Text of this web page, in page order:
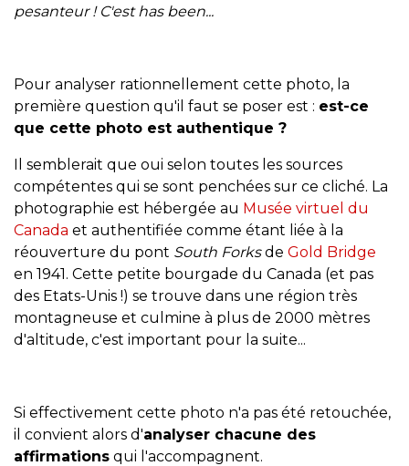
pesanteur ! C'est has been...
Pour analyser rationnellement cette photo, la
première question qu'il faut se poser est : est-ce
que cette photo est authentique ?
Il semblerait que oui selon toutes les sources
compétentes qui se sont penchées sur ce cliché. La
photographie est hébergée au Musée virtuel du
Canada et authentifiée comme étant liée à la
réouverture du pont South Forksde Gold Bridge
en 1941. Cette petite bourgade du Canada (et pas
des Etats-Unis !) se trouve dans une région très
montagneuse et culmine à plus de 2000 mètres
d'altitude, c'est important pour la suite...
Si effectivement cette photo n'a pas été retouchée,
il convient alors d'analyser chacune des
affirmations qui l'accompagnent.